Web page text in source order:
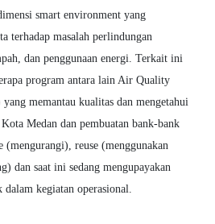
smart environment yang
terhadap masalah perlindungan
dan penggunaan energi. Terkait ini
program antara lain Air Quality
memantau kualitas dan mengetahui
Medan dan pembuatan bank-bank
(mengurangi), reuse (menggunakan
dan saat ini sedang mengupayakan
kegiatan operasional.